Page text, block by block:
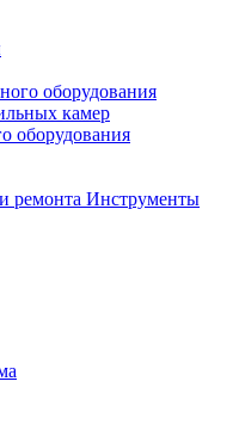
оборудования
камер
оборудования
Инструменты